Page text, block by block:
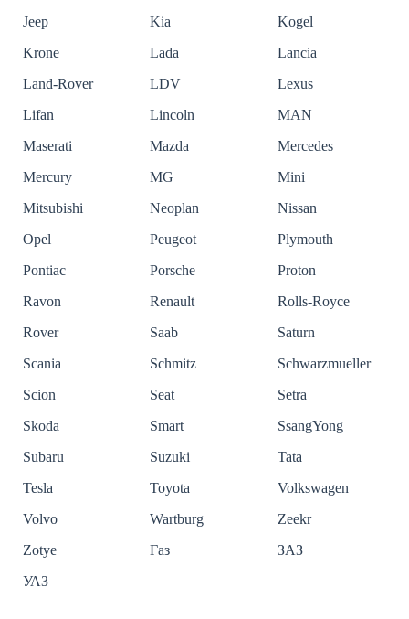
Jeep
Kia
Kogel
Krone
Lada
Lancia
Land-Rover
LDV
Lexus
Lifan
Lincoln
MAN
Maserati
Mazda
Mercedes
Mercury
MG
Mini
Mitsubishi
Neoplan
Nissan
Opel
Peugeot
Plymouth
Pontiac
Porsche
Proton
Ravon
Renault
Rolls-Royce
Rover
Saab
Saturn
Scania
Schmitz
Schwarzmueller
Scion
Seat
Setra
Skoda
Smart
SsangYong
Subaru
Suzuki
Tata
Tesla
Toyota
Volkswagen
Volvo
Wartburg
Zeekr
Zotye
Газ
ЗАЗ
УАЗ